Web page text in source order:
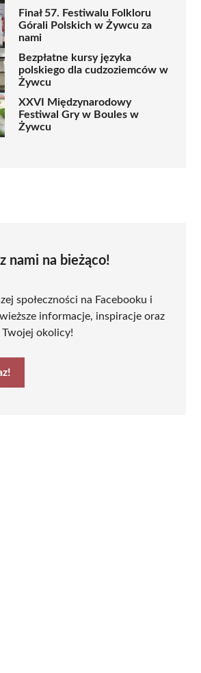
Finał 57. Festiwalu Folkloru
Górali Polskich w Żywcu za
nami
Bezpłatne kursy języka
polskiego dla cudzoziemców w
Żywcu
XXVI Międzynarodowy
Festiwal Gry w Boules w
Żywcu
nami na bieżąco!
społeczności na Facebooku i
informacje, inspiracje oraz
okolicy!